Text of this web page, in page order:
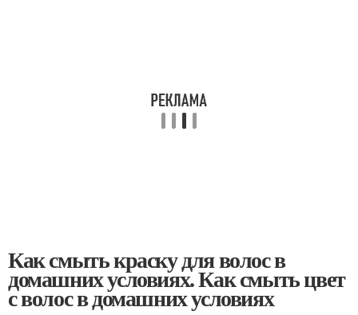
Как смыть краску для волос в
домашних условиях. Как смыть цвет
с волос в домашних условиях